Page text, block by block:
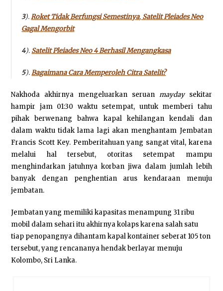
3).Roket Tidak Berfungsi Semestinya, Satelit Pleiades Neo
Gagal Mengorbit
4). Satelit Pleiades Neo 4 Berhasil Mengangkasa
5).Bagaimana Cara Memperoleh Citra Satelit?
Nakhoda akhirnya mengeluarkan seruan maydaysekitar
hampir jam 01:30 waktu setempat, untuk memberi tahu
pihak berwenang bahwa kapal kehilangan kendali dan
dalam waktu tidak lama lagi akan menghantam Jembatan
Francis Scott Key. Pemberitahuan yang sangat vital, karena
melalui hal tersebut, otoritas setempat mampu
menghindarkan jatuhnya korban jiwa dalam jumlah lebih
banyak dengan penghentian arus kendaraan menuju
jembatan.
Jembatan yang memiliki kapasitas menampung 31 ribu
mobil dalam sehari itu akhirnya kolaps karena salah satu
tiap penopangnya dihantam kapal kontainer seberat 105 ton
tersebut, yang rencananya hendak berlayar menuju
Kolombo, Sri Lanka.